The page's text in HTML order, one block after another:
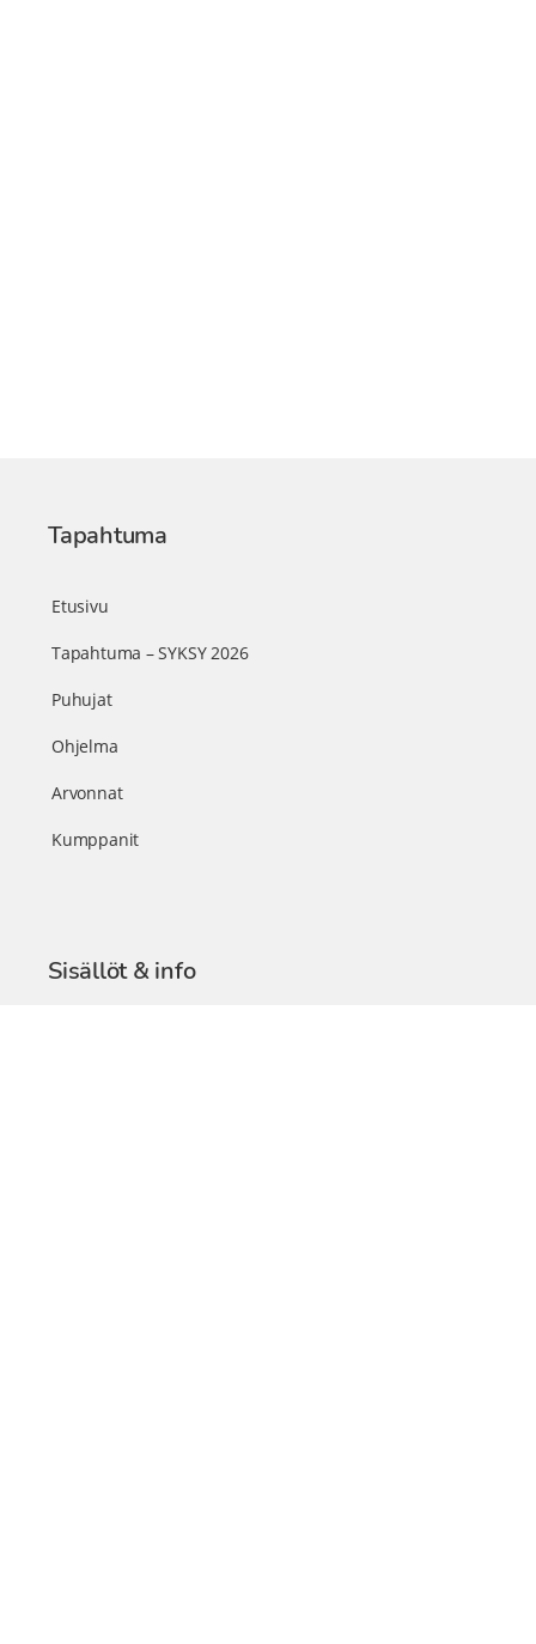
Tapahtuma
Etusivu
Tapahtuma – SYKSY 2026
Puhujat
Ohjelma
Arvonnat
Kumppanit
Sisällöt & info